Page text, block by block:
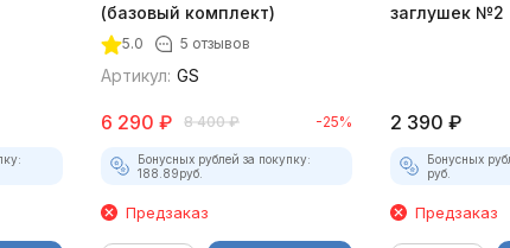
(базовый комплект)
5.0 5 отзывов
Артикул: GS
6 290 ₽ 8 400 ₽ -25%
Бонусных рублей за покупку:
188.89руб.
Предзаказ
заглушек №2
2 390 ₽
Бонусных
руб.
Предзаказ